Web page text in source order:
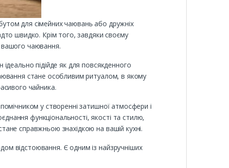
для сімейних чаювань або дружніх
швидко. Крім того, завдяки своєму
вашого чаювання.
підійде як для повсякденного
стане особливим ритуалом, в якому
чайника.
у створенні затишної атмосфери і
функціональності, якості та стилю,
справжньою знахідкою на вашій кухні.
відстоювання. Є одним із найзручніших